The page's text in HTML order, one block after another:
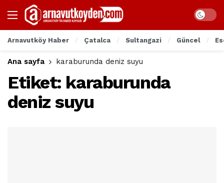
Arnavutköy Haber Çatalca Sultangazi Güncel
Ana sayfa karaburunda deniz suyu
Etiket: karaburunda
deniz suyu